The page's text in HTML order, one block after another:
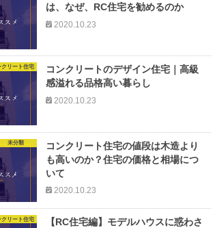
は、なぜ、RC住宅を勧めるのか
2020.10.23
クリート住宅
コンクリートのデザイン住宅｜高級
感溢れる品格高い暮らし
2020.10.23
未分類
コンクリート住宅の値段は木造より
も高いのか？住宅の価格と相場につ
いて
2020.10.23
クリート住宅
【RC住宅編】モデルハウスに惑わさ